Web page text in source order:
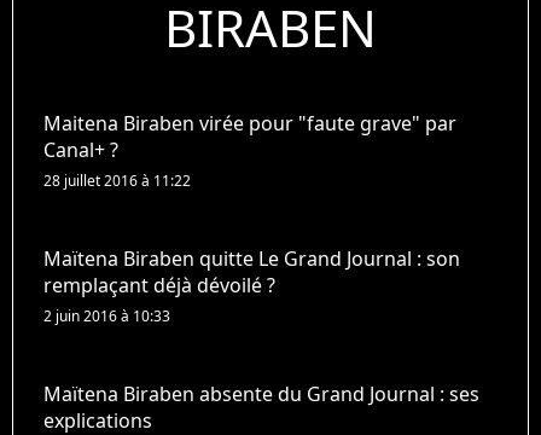
BIRABEN
Maitena Biraben virée pour "faute grave" par
Canal+ ?
28 juillet 2016 à 11:22
Maïtena Biraben quitte Le Grand Journal : son
remplaçant déjà dévoilé ?
2 juin 2016 à 10:33
Maïtena Biraben absente du Grand Journal : ses
explications